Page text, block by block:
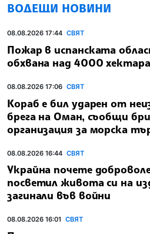
ВОДЕЩИ НОВИНИ
08.08.2026 17:44 СВЯТ
Пожар в испанската
обхвана над 4000
08.08.2026 17:06 СВЯТ
Кораб е бил ударен от
брега на Оман, съобщи
организация за морска
08.08.2026 16:44 СВЯТ
Украйна почете
посветил живота си на
загинали във войни
08.08.2026 16:01 СВЯТ